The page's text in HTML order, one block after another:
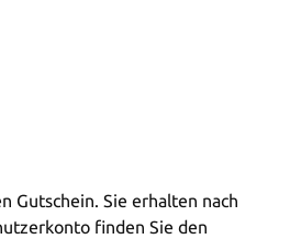
Gutschein. Sie erhalten nach
finden Sie den